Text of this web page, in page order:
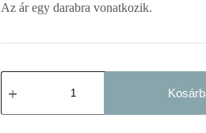
Az ár egy darabra vonatkozik.
Koszorúslány
csuklódísz
és